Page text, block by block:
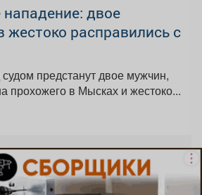
двое
жестоко расправились с
предстанут двое мужчин,
прохожего в Мысках и жестоко...